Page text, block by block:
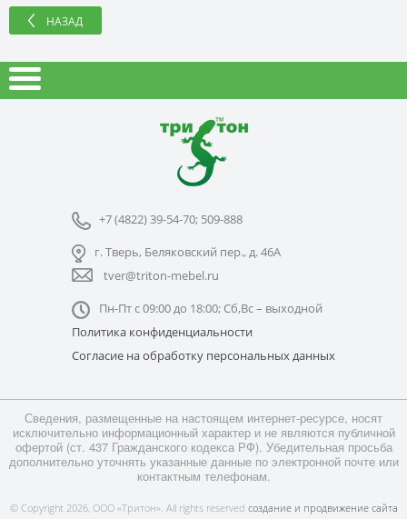
НАЗАД
+7 (4822) 39-54-70; 509-888
г. Тверь, Беляковский пер., д. 46А
tver@triton-mebel.ru
Пн-Пт с 09:00 до 18:00; Сб,Вс – выходной
Политика конфиденциальности
Согласие на обработку персональных данных
Сведения, размещенные на настоящем интернет-ресурсе, носят
исключительно информационный характер и не являются публичной
офертой (ст. 437 Гражданского кодекса РФ). Убедительная просьба
дополнительно уточнять указанные данные по электронной почте или
контактным телефонам.
© Copyright 2026, ООО «Тритон». All rights reserved создание и продвижение сайта